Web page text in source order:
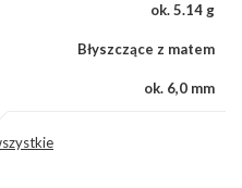
ok. 5.14 g
Błyszczące z matem
ok. 6,0 mm